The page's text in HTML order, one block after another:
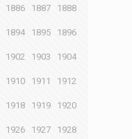
1886 1887 1888
1894 1895 1896
1902 1903 1904
1910 1911 1912
1918 1919 1920
1926 1927 1928